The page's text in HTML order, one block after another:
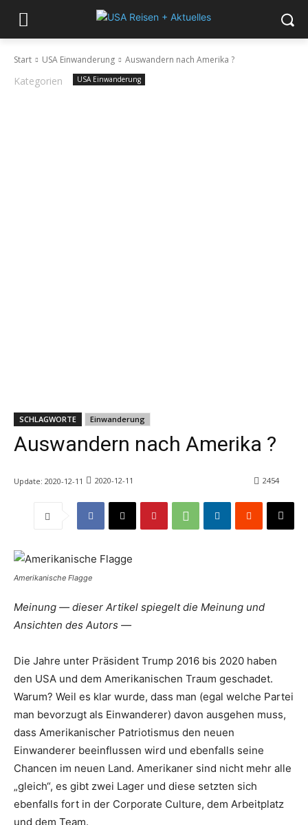
Start USA Einwanderung Auswandern nach Amerika ?
Kategorien USA Einwanderung
SCHLAGWORTE Einwanderung
Auswandern nach Amerika ?
Update: 2020-12-11 2020-12-11 2454
Amerikanische Flagge
Meinung — dieser Artikel spiegelt die Meinung und
Ansichten des Autors —
Die Jahre unter Präsident Trump 2016 bis 2020 haben
den USA und dem Amerikanischen Traum geschadet.
Warum? Weil es klar wurde, dass man (egal welche Partei
man bevorzugt als Einwanderer) davon ausgehen muss,
dass Amerikanischer Patriotismus den neuen
Einwanderer beeinflussen wird und ebenfalls seine
Chancen im neuen Land. Amerikaner sind nicht mehr alle
„gleich“, es gibt zwei Lager und diese setzten sich
ebenfalls fort in der Corporate Culture, dem Arbeitplatz
und dem Team.